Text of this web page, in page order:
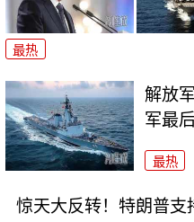
最热
解放
军最
最热
惊天大反转！特朗普支